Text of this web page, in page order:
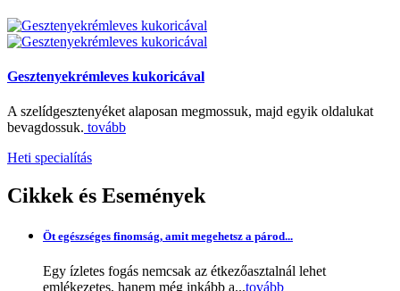
Gesztenyekrémleves kukoricával
A szelídgesztenyéket alaposan megmossuk, majd egyik oldalukat
bevagdossuk. tovább
Heti specialítás
Cikkek és Események
Öt egészséges finomság, amit megehetsz a párod...
Egy ízletes fogás nemcsak az étkezőasztalnál lehet
emlékezetes, hanem még inkább a...tovább